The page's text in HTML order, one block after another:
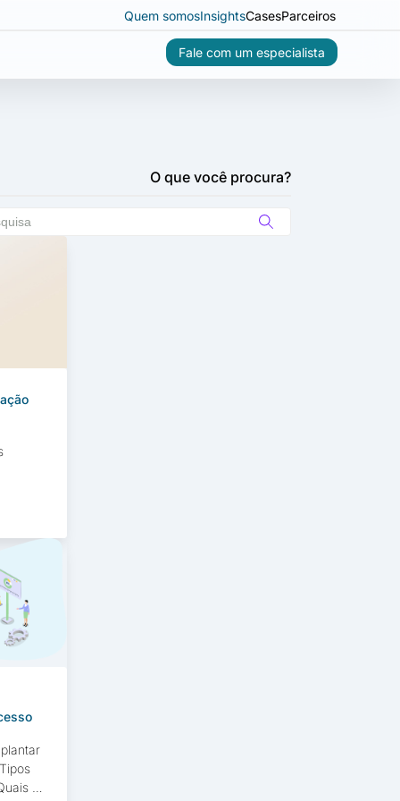
Quem somosInsightsCasesParceiros
Fale com um especialista
O que você procura?
se
uma
as